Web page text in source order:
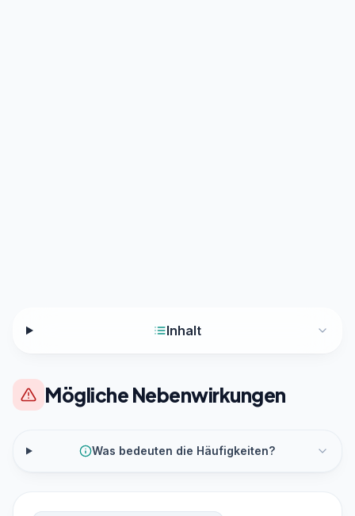
Inhalt
Mögliche Nebenwirkungen
Was bedeuten die Häufigkeiten?